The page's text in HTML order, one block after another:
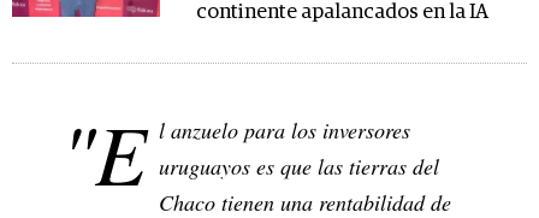
continente apalancados en la IA
"E l anzuelo para los inversores
uruguayos es que las tierras del
Chaco tienen una rentabilidad de